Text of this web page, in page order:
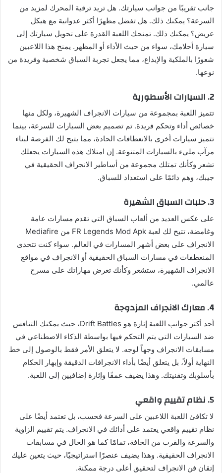
جانب تقريبًا من جوانب سيارتك. هل تريد ترقية المحرك لمزيد من
السرعة؟ يمكنك ذلك. هل تفضل مظهرًا أكثر عدوانية مع هيكل
عريض؟ يمكنك ذلك. تمنحك اللعبة القدرة على تحويل سيارتك إلى
سيارة أحلامك، سواء من حيث الأداء أو المظهر. يمنح هذا اللاعبين
شعورًا بالملكية والإبداع، مما يجعل تجربة السباق شخصية وفريدة من
نوعها.
2. السيارات الأسطورية
تتميز اللعبة بمجموعة من سيارات الانجراف الشهيرة، ولكل منها
خصائص أداء وتحكم فريدة. تم تصميم بعض السيارات للسرعة، بينما
تتميز سيارات أخرى بالانعطافات الحادة، مما يتيح لك الفرصة لبناء
مرآب مليء بالسيارات المتنوعة. إن امتلاك هذه السيارات يجعلك
تشعر وكأنك تمتلك مجموعة من أساطير الانجراف الحقيقية في
جيبك، وهم دائمًا على استعداد للسباق.
3. حلبات السباق الشهيرة
على عكس العديد من ألعاب السباق التي تقدم مسارات عامة
وغامضة، تتيح لك لعبة FR Legends Mod Apk من Mediafire
الانجراف على بعض أشهر المسارات في العالم. سواء كنت تتحدى
المنعطفات في مسارات السباق الحقيقية أو الانجراف في مواقع
الانجراف الشهيرة، ستشعر وكأنك تعرض مهاراتك على مسرح
عالمي.
4. معارك الانجراف المزدوجة
أحد أكثر جوانب اللعبة إثارة هو Drift Battles، حيث يمكنك التنافس
ضد السيارات التي يتم التحكم فيها بواسطة الذكاء الاصطناعي في
مسابقات الانجراف وجهاً لوجه. لا يتعلق الأمر فقط بالوصول إلى خط
النهاية أولاً، بل يتعلق أيضًا بأداء الانجرافات الدقيقة وإبهار الحكام
بأسلوبك وتقنيتك. وهذا يضيف عمقًا وإثارة إضافيين إلى اللعبة.
5. نظام تقييم واقعي
لا تكافئ اللعبة اللاعبين على السرعة فحسب، بل تعتمد أيضًا على
نظام تقييم واقعي يعتمد على أدائك في الانجراف. يتم تقييم الزاوية
والسرعة والقرب من الحافة، تمامًا كما هو الحال في مسابقات
الانجراف الحقيقية. وهذا يضيف عنصرًا استراتيجيًا، حيث يتعين عليك
إتقان فن الانجراف لتحقيق أعلى درجة ممكنة.